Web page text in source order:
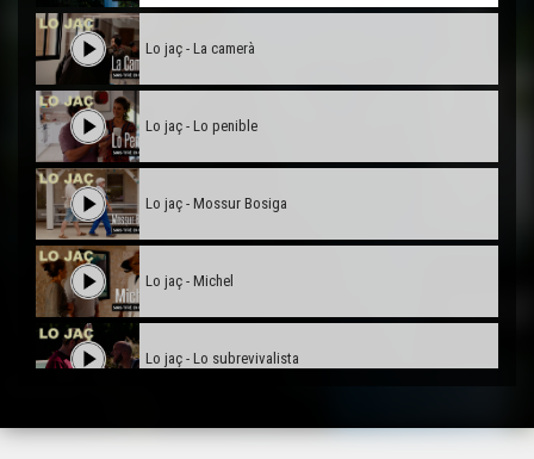
Lo jaç - La camerà
Lo jaç - Lo penible
Lo jaç - Mossur Bosiga
Lo jaç - Michel
Lo jaç - Lo subrevivalista
Lo jaç - Bruèissa